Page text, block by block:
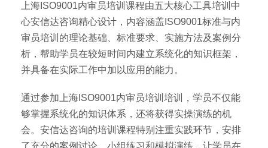
上海ISO9001内审员培训课程由五大核心工具培训中
心安信达咨询精心设计，内容涵盖ISO9001标准与内
审员培训的理论基础、标准要求、实施方法及案例分
析，帮助学员在较短时间内建立系统化的知识框架，
并具备在实际工作中加以应用的能力。
通过参加上海ISO9001内审员培训培训，学员不仅能
够掌握系统化的知识体系，还将获得实操演练的机
会。安信达咨询的培训课程特别注重实践环节，安排
了充分的案例讨论、小组练习和模拟演练，让学员在